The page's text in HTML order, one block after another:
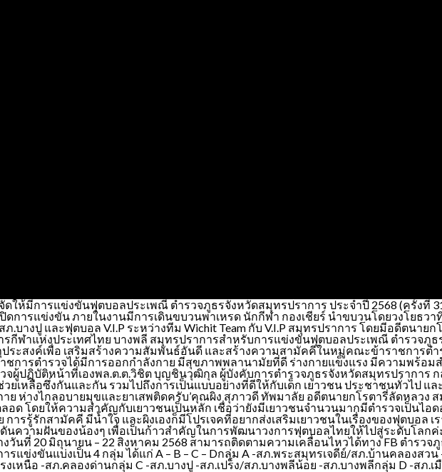
ให้มีการแข่งขันฟุตบอลประเพณี ตำรวจภูธรจังหวัดสมุทรปราการ ประจำปี 2568 (ครั้งที่
การแข่งขัน ภายในงานมีการเดินขบวนพาเหรด นักกีฬา กองเชียร์ นำขบวนโดยวงโยธว
บางปู และฟุตบอล V.I.P ระหว่างทีม Wichit Team กับ V.I.P สมุทรปราการ โดยมีอดีตนา
กีฬาแห่งประเทศไทย บางพลี สมุทรปราการสำหรับการแข่งขันฟุตบอลประเพณี ตำรวจภูธ
ประสงค์เพื่อ เสริมสร้างความสัมพันธ์อันดี และสร้างความสามัคคีในหมู่คณะข้าราชการต
ชการตำรวจได้มีการออกกำลังกาย มีสุขภาพพลานามัยที่ดี ร่างกายแข็งแรง มีความพร้อ
ปฏิบัติหน้าที่เองพล.ต.ต.วิชิต บุญชินวุฒิกุล ผู้บังคับการตำรวจภูธรจังหวัดสมุทรปราการ กล่
เหลือซึ่งกันและกัน รวมไปถึงการเป็นแบบอย่างที่ดีให้กับเด็ก เยาวชน ประชาชนทั่วไป แ
ย ห่างไกลอบายมุขและยาเสพติดครับ’คุณผิง สุภาวดี ทัพมาลัย อดีตนายกโรตารี่ลัดหลวง
ด โดยให้ความสำคัญกับเยาวชนเป็นหลัก เชื่อว่ายังมีเยาวชนจำนวนมากมีตำรวจเป็นไอ
รรู้รักสามัคคี มีน้ำใจ และผิงเองก็มีโปรเจคที่อยากส่งเสริมเยาวชนในเรื่องของฟุตบอล เ
ความฝันของน้องๆ เพื่อเป็นก้าวสำคัญในการพัฒนาวงการฟุตบอลไทยให้ไปสู่ระดับโลก
วันที่ 20 มิถุนายน – 22 สิงหาคม 2568 สามารถติดตามความเคลื่อนไหวได้ทาง FB ตำรวจ
ารแข่งขันแบ่งเป็น 4 กลุ่ม ได้แก่ A – B – C – Dกลุ่ม A -สภ.พระสมุทรเจดีย์/สภ.บ้านคลอง
เหนือ -สภ.คลองด่านกลุ่ม C -สภ.บางปู -สภ.เปร็ง/สภ.บางพลีน้อย -สภ.บางพลีกลุ่ม D -สภ.